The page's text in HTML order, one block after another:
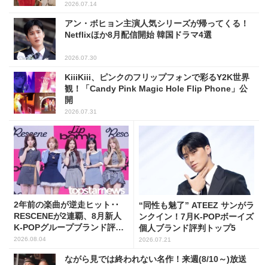
2026.07.14
アン・ボヒョン主演人気シリーズが帰ってくる！
Netflixほか8月配信開始 韓国ドラマ4選
2026.07.30
KiiiKiii、ピンクのフリップフォンで彩るY2K世界
観！「Candy Pink Magic Hole Flip Phone」公
開
2026.07.31
2年前の楽曲が逆走ヒット･･
RESCENEが2連覇、8月新人
K-POPグループブランド評判
トップ5
2026.08.04
“同性も魅了” ATEEZ サンがラ
ンクイン！7月K-POPボーイズ
個人ブランド評判トップ5
2026.07.21
ながら見では終われない名作！来週(8/10～)放送